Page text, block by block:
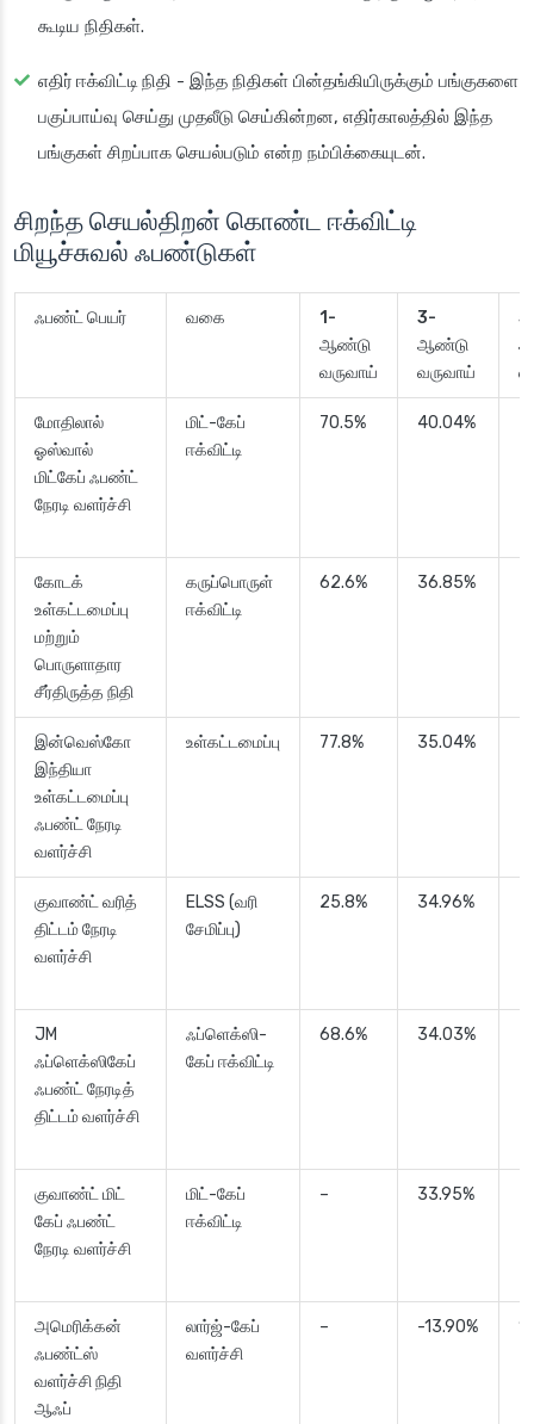
கூடிய நிதிகள்.
எதிர் ஈக்விட்டி நிதி - இந்த நிதிகள் பின்தங்கியிருக்கும் பங்குகளை
பகுப்பாய்வு செய்து முதலீடு செய்கின்றன, எதிர்காலத்தில் இந்த
பங்குகள் சிறப்பாக செயல்படும் என்ற நம்பிக்கையுடன்.
சிறந்த செயல்திறன் கொண்ட ஈக்விட்டி
மியூச்சுவல் ஃபண்டுகள்
ஃபண்ட் பெயர் வகை
1-
ஆண்டு
வருவாய்
3-
ஆண்டு
வருவாய்
மோதிலால்
ஓஸ்வால்
மிட்கேப் ஃபண்ட்
நேரடி வளர்ச்சி
மிட்-கேப்
ஈக்விட்டி
70.5% 40.04%
கோடக்
உள்கட்டமைப்பு
மற்றும்
பொருளாதார
சீர்திருத்த நிதி
கருப்பொருள்
ஈக்விட்டி
62.6% 36.85%
இன்வெஸ்கோ
இந்தியா
உள்கட்டமைப்பு
ஃபண்ட் நேரடி
வளர்ச்சி
உள்கட்டமைப்பு 77.8% 35.04%
குவாண்ட் வரித்
திட்டம் நேரடி
வளர்ச்சி
ELSS (வரி
சேமிப்பு)
25.8% 34.96%
JM
ஃப்ளெக்ஸிகேப்
ஃபண்ட் நேரடித்
திட்டம் வளர்ச்சி
ஃப்ளெக்ஸி-
கேப் ஈக்விட்டி
68.6% 34.03%
குவாண்ட் மிட்
கேப் ஃபண்ட்
நேரடி வளர்ச்சி
மிட்-கேப்
ஈக்விட்டி
– 33.95%
அமெரிக்கன்
ஃபண்ட்ஸ்
வளர்ச்சி நிதி
ஆஃப்
லார்ஜ்-கேப்
வளர்ச்சி
– -13.90%